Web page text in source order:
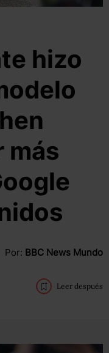
hizo
más
Por: BBC News Mundo
Leer después